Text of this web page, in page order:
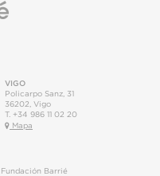
VIGO
Policarpo Sanz, 31
36202 Vigo
T. +34 986 11 02 20
Mapa
Barrié